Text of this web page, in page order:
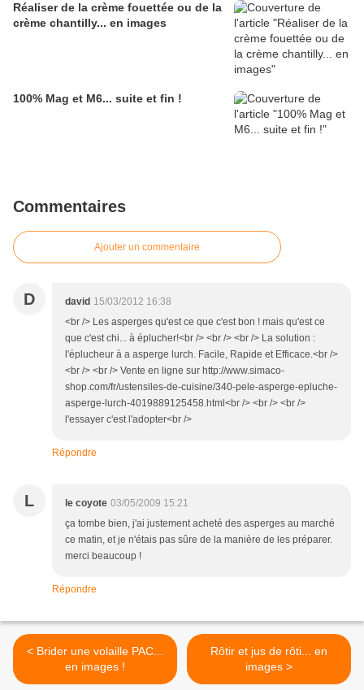
Réaliser de la crème fouettée ou de la
crème chantilly... en images
100% Mag et M6... suite et fin !
Commentaires
Ajouter un commentaire
D david 15/03/2012 16:38
<br /> Les asperges qu'est ce que c'est bon ! mais qu'est ce
que c'est chi... à éplucher!<br /> <br /> <br /> La solution :
l'éplucheur à a asperge lurch. Facile, Rapide et Efficace.<br />
<br /> <br /> Vente en ligne sur http://www.simaco-
shop.com/fr/ustensiles-de-cuisine/340-pele-asperge-epluche-
asperge-lurch-4019889125458.html<br /> <br /> <br />
l'essayer c'est l'adopter<br />
Répondre
L le coyote 03/05/2009 15:21
ça tombe bien, j'ai justement acheté des asperges au marché
ce matin, et je n'étais pas sûre de la manière de les préparer.
merci beaucoup !
Répondre
< Brider une volaille PAC...
en images !
Rôtir et jus de rôti... en
images >